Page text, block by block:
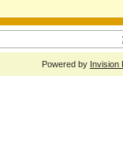
Powered by Invision